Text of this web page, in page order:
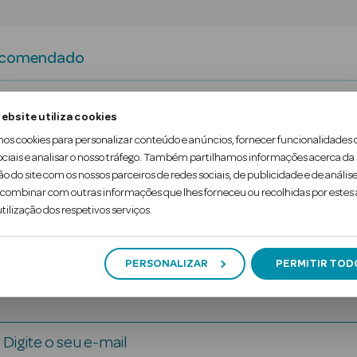
utiliza cookies
cookies para personalizar conteúdo e anúncios, fornecer funcionalidades
e analisar o nosso tráfego. Também partilhamos informações acerca da
do site com os nossos parceiros de redes sociais, de publicidade e de
com outras informações que lhes forneceu ou recolhidas por estes
dos respetivos serviços.
PERSONALIZAR PERMITIR
acima de tudo, dar auto confiança a um
com forte personalidade e que não tem medo
e carácter.” Donatella Versace
Digite o seu e-mail